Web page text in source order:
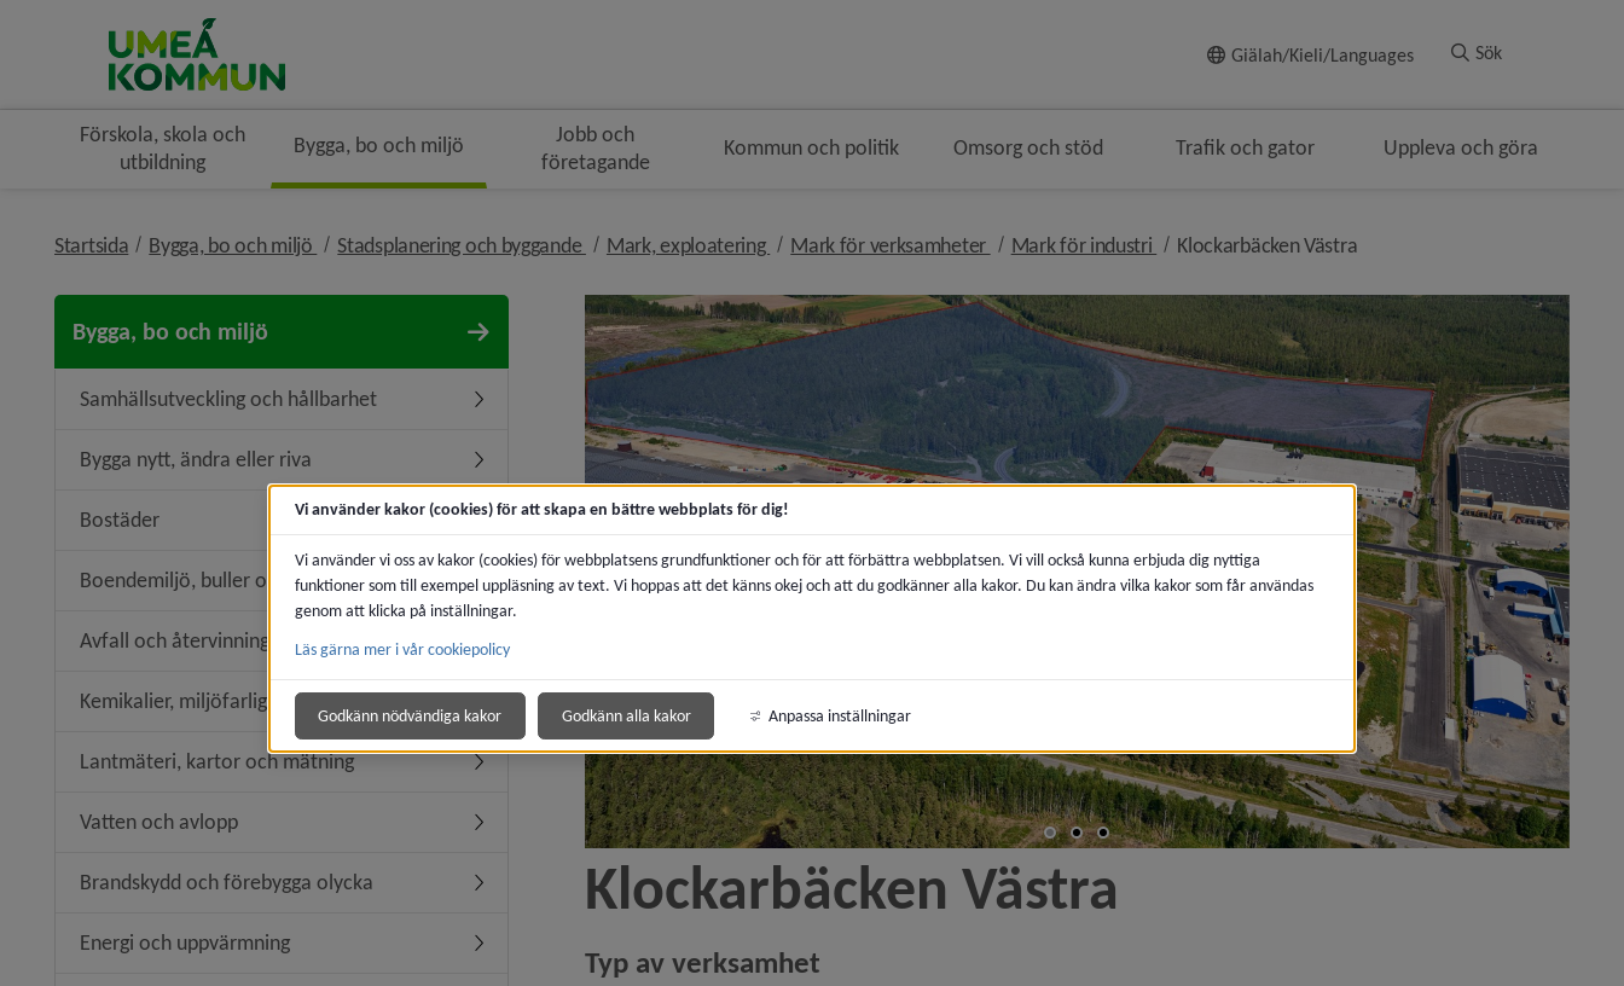
Giälah/Kieli/Languages Sök
Förskola, skola och
utbildning
Bygga, bo och miljö
Jobb och
företagande
Kommun och politik Omsorg och stöd Trafik och gator Uppleva och göra
Startsida Bygga, bo och miljö nivå i brödsmulenavigeringen
Stadsplanering och byggande nivå i brödsmulenavigeringen
Mark, exploatering nivå i brödsmulenavigeringen
Mark för verksamheter nivå i brödsmulenavigeringen
Mark för industri nivå i brödsmulenavigeringen
Klockarbäcken Västranivå i brödsmulenavigeringen
Bygga, bo och miljö
Samhällsutveckling och hållbarhet Undermeny för Samhällsutveckling och hållbarhet
Bygga nytt, ändra eller riva Undermeny för Bygga nytt, ändra eller riva
Bostäder
Boendemiljö, buller och luftkvalitet Undermeny för Boendemiljö, buller och luftkvalitet
Avfall och återvinning Undermeny för Avfall och återvinning
Kemikalier, miljöfarlig verksamhet Undermeny för Kemikalier, miljöfarlig verksamhet
Lantmäteri, kartor och mätning Undermeny för Lantmäteri, kartor och mätning
Vatten och avlopp Undermeny för Vatten och avlopp
Brandskydd och förebygga olycka Undermeny för Brandskydd och förebygga olycka
Energi och uppvärmning Undermeny för Energi och uppvärmning
Klockarbäcken Västra
Typ av verksamhet
Vi använder kakor (cookies) för att skapa en bättre webbplats för dig!
Vi använder vi oss av kakor (cookies) för webbplatsens grundfunktioner och för att förbättra webbplatsen. Vi vill också kunna erbjuda dig nyttiga
funktioner som till exempel uppläsning av text. Vi hoppas att det känns okej och att du godkänner alla kakor. Du kan ändra vilka kakor som får användas
genom att klicka på inställningar.
Läs gärna mer i vår cookiepolicy
Godkänn nödvändiga kakor Godkänn alla kakor Anpassa inställningar